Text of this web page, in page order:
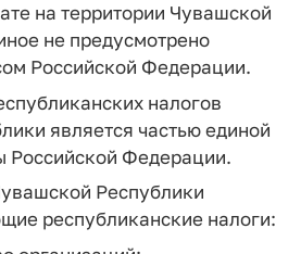
на территории Чувашской
не предусмотрено
Российской Федерации.
налогов
является частью единой
Российской Федерации.
Республики
республиканские налоги: